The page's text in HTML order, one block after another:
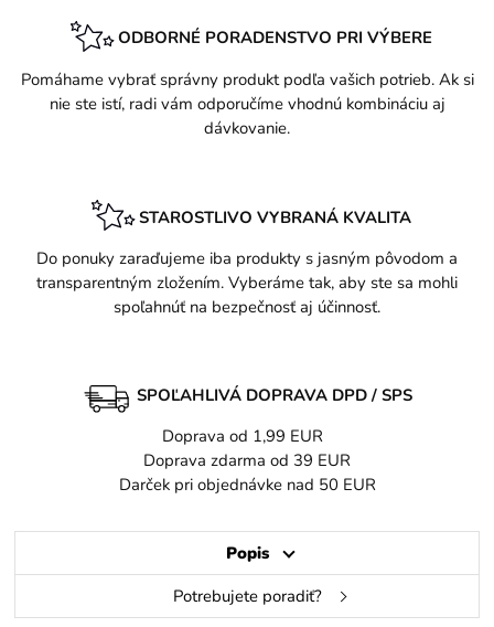
ODBORNÉ PORADENSTVO PRI VÝBERE
Pomáhame vybrať správny produkt podľa vašich potrieb. Ak si
nie ste istí, radi vám odporučíme vhodnú kombináciu aj
dávkovanie.
STAROSTLIVO VYBRANÁ KVALITA
Do ponuky zaraďujeme iba produkty s jasným pôvodom a
transparentným zložením. Vyberáme tak, aby ste sa mohli
spoľahnúť na bezpečnosť aj účinnosť.
SPOĽAHLIVÁ DOPRAVA DPD / SPS
Doprava od 1,99 EUR
Doprava zdarma od 39 EUR
Darček pri objednávke nad 50 EUR
Popis
Potrebujete poradiť?